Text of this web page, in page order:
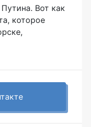
Вот как
которое